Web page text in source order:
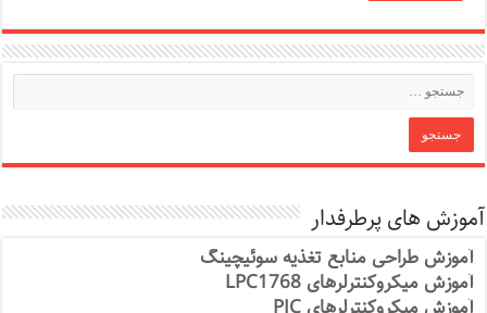
آموزش های پرطرفدار
آموزش طراحی منابع تغذیه سوئیچینگ
آموزش میکروکنترلرهای LPC1768